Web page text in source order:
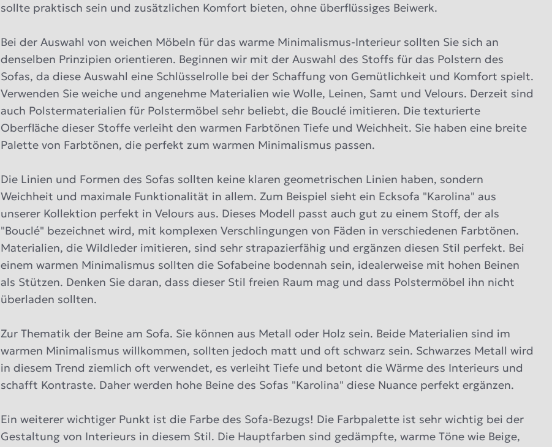
sollte praktisch sein und zusätzlichen Komfort bieten, ohne überflüssiges Beiwerk.
Bei der Auswahl von weichen Möbeln für das warme Minimalismus-Interieur sollten Sie sich an
denselben Prinzipien orientieren. Beginnen wir mit der Auswahl des Stoffs für das Polstern des
Sofas, da diese Auswahl eine Schlüsselrolle bei der Schaffung von Gemütlichkeit und Komfort spielt.
Verwenden Sie weiche und angenehme Materialien wie Wolle, Leinen, Samt und Velours. Derzeit sind
auch Polstermaterialien für Polstermöbel sehr beliebt, die Bouclé imitieren. Die texturierte
Oberfläche dieser Stoffe verleiht den warmen Farbtönen Tiefe und Weichheit. Sie haben eine breite
Palette von Farbtönen, die perfekt zum warmen Minimalismus passen.
Die Linien und Formen des Sofas sollten keine klaren geometrischen Linien haben, sondern
Weichheit und maximale Funktionalität in allem. Zum Beispiel sieht ein Ecksofa "Karolina" aus
unserer Kollektion perfekt in Velours aus. Dieses Modell passt auch gut zu einem Stoff, der als
"Bouclé" bezeichnet wird, mit komplexen Verschlingungen von Fäden in verschiedenen Farbtönen.
Materialien, die Wildleder imitieren, sind sehr strapazierfähig und ergänzen diesen Stil perfekt. Bei
einem warmen Minimalismus sollten die Sofabeine bodennah sein, idealerweise mit hohen Beinen
als Stützen. Denken Sie daran, dass dieser Stil freien Raum mag und dass Polstermöbel ihn nicht
überladen sollten.
Zur Thematik der Beine am Sofa. Sie können aus Metall oder Holz sein. Beide Materialien sind im
warmen Minimalismus willkommen, sollten jedoch matt und oft schwarz sein. Schwarzes Metall wird
in diesem Trend ziemlich oft verwendet, es verleiht Tiefe und betont die Wärme des Interieurs und
schafft Kontraste. Daher werden hohe Beine des Sofas "Karolina" diese Nuance perfekt ergänzen.
Ein weiterer wichtiger Punkt ist die Farbe des Sofa-Bezugs! Die Farbpalette ist sehr wichtig bei der
Gestaltung von Interieurs in diesem Stil. Die Hauptfarben sind gedämpfte, warme Töne wie Beige,